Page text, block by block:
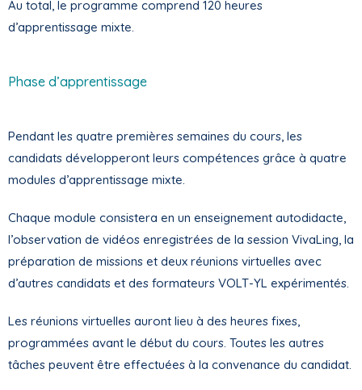
Au total, le programme comprend 120 heures
d’apprentissage mixte.
Phase d’apprentissage
Pendant les quatre premières semaines du cours, les
candidats développeront leurs compétences grâce à quatre
modules d’apprentissage mixte.
Chaque module consistera en un enseignement autodidacte,
l’observation de vidéos enregistrées de la session VivaLing, la
préparation de missions et deux réunions virtuelles avec
d’autres candidats et des formateurs VOLT-YL expérimentés.
Les réunions virtuelles auront lieu à des heures fixes,
programmées avant le début du cours. Toutes les autres
tâches peuvent être effectuées à la convenance du candidat.